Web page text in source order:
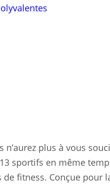
n’aurez plus à vous
sportifs en même
fitness. Conçue pour